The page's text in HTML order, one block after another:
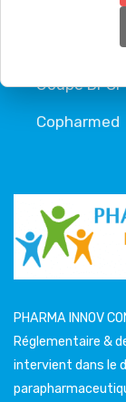
Goupe DPCI
Copharmed
PHARMA INNOV
Réglementaire &
intervient dans le